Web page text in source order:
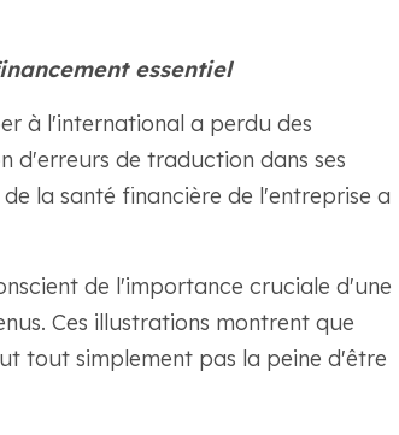
essentiel
à l'international a perdu des
d'erreurs de traduction dans ses
la santé financière de l'entreprise a
de l'importance cruciale d'une
Ces illustrations montrent que
tout simplement pas la peine d'être